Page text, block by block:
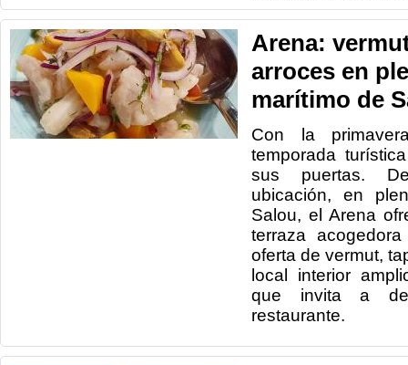
Arena:
arroces en
marítimo de
Con la
temporada
sus puertas.
ubicación, en
Salou, el Arena
terraza
oferta de vermut,
local interior
que invita a
restaurante.